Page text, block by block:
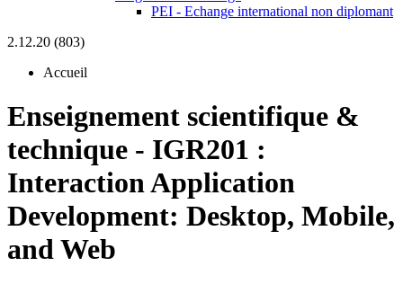
PEI - Echange international non diplomant
2.12.20 (803)
Accueil
Enseignement scientifique &
technique - IGR201 :
Interaction Application
Development: Desktop, Mobile,
and Web